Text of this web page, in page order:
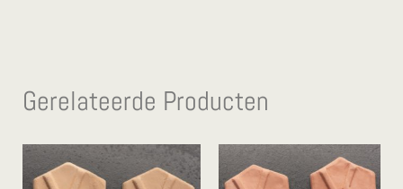
Gerelateerde Producten